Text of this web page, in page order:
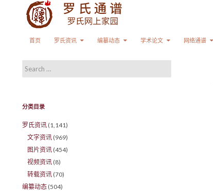
首页
罗氏资讯 编纂动态 学术论文 网络通谱
Search for:
分类目录
罗氏资讯 (1,141)
文字资讯 (969)
图片资讯 (454)
视频资讯 (8)
转载资讯 (70)
编纂动态 (504)